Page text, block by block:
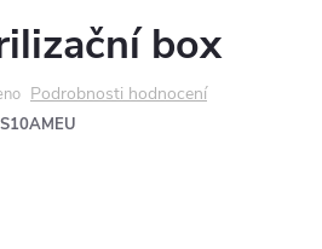
box
Podrobnosti hodnocení